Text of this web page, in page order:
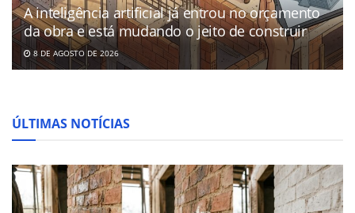
A inteligência artificial já entrou no orçamento
da obra e está mudando o jeito de construir
8 DE AGOSTO DE 2026
ÚLTIMAS NOTÍCIAS